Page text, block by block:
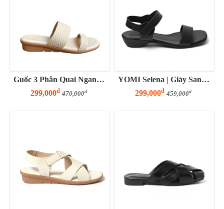
Guốc 3 Phân Quai Ngang Bảng To
299,000đ 470,000đ
YOMI Selena | Giày Sandal Nữ Đế Thấp 3 Phân Quai Ngang Basic
299,000đ 459,000đ